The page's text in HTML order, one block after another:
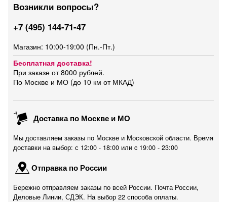
Возникли вопросы?
+7 (495) 144-71-47
Магазин: 10:00-19:00 (Пн.-Пт.)
Бесплатная доставка!
При заказе от 8000 рублей.
По Москве и МО (до 10 км от МКАД)
Доставка по Москве и МО
Мы доставляем заказы по Москве и Московской области. Время
доставки на выбор: с 12:00 - 18:00 или c 19:00 - 23:00
Отправка по России
Бережно отправляем заказы по всей России. Почта России,
Деловые Линии, СДЭК. На выбор 22 способа оплаты.